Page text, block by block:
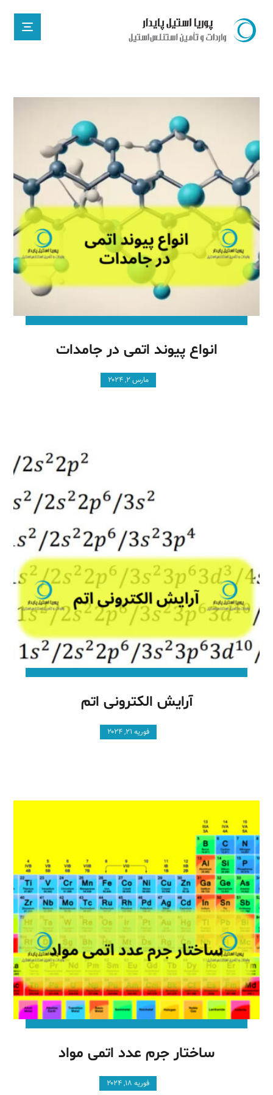
انواع پیوند اتمی در جامدات
مارس ۲, ۲۰۲۴
آرایش الکترونی اتم
فوریه ۲۱, ۲۰۲۴
ساختار جرم عدد اتمی مواد
فوریه ۱۸, ۲۰۲۴